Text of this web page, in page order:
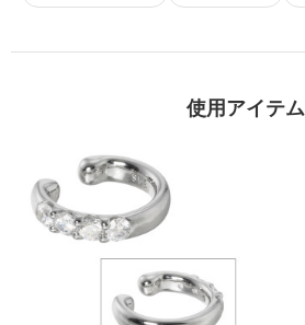
使用アイテム